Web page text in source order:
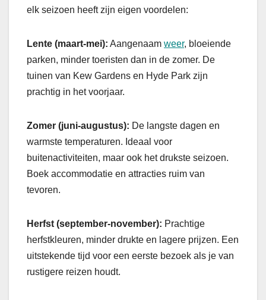
elk seizoen heeft zijn eigen voordelen:
Lente (maart-mei): Aangenaam weer, bloeiende
parken, minder toeristen dan in de zomer. De
tuinen van Kew Gardens en Hyde Park zijn
prachtig in het voorjaar.
Zomer (juni-augustus): De langste dagen en
warmste temperaturen. Ideaal voor
buitenactiviteiten, maar ook het drukste seizoen.
Boek accommodatie en attracties ruim van
tevoren.
Herfst (september-november): Prachtige
herfstkleuren, minder drukte en lagere prijzen. Een
uitstekende tijd voor een eerste bezoek als je van
rustigere reizen houdt.